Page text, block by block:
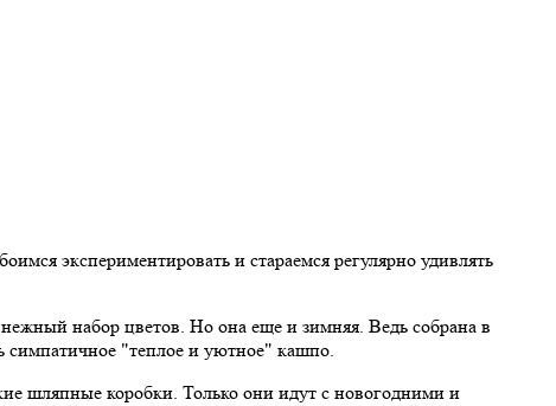
экспериментировать и стараемся регулярно удивлять
набор цветов. Но она еще и зимняя. Ведь собрана в
"теплое и уютное" кашпо.
шляпные коробки. Только они идут с новогодними и